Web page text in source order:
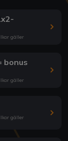
gäller
bonus
gäller
gäller